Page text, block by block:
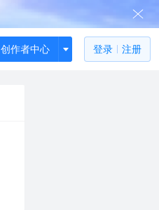
创作者中心 登录 注册